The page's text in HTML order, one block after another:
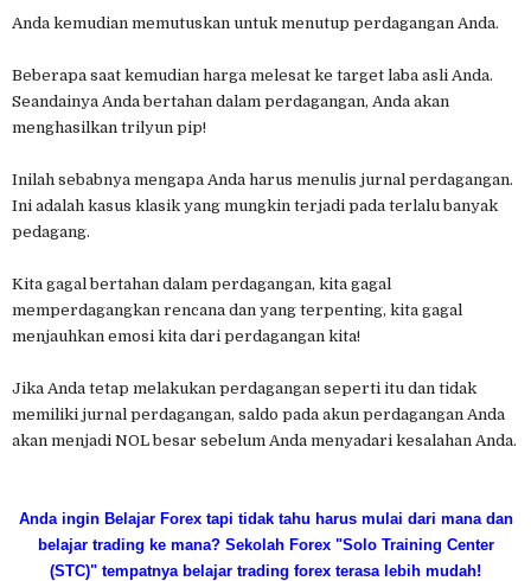
Anda kemudian memutuskan untuk menutup perdagangan Anda.
Beberapa saat kemudian harga melesat ke target laba asli Anda.
Seandainya Anda bertahan dalam perdagangan, Anda akan
menghasilkan trilyun pip!
Inilah sebabnya mengapa Anda harus menulis jurnal perdagangan.
Ini adalah kasus klasik yang mungkin terjadi pada terlalu banyak
pedagang.
Kita gagal bertahan dalam perdagangan, kita gagal
memperdagangkan rencana dan yang terpenting, kita gagal
menjauhkan emosi kita dari perdagangan kita!
Jika Anda tetap melakukan perdagangan seperti itu dan tidak
memiliki jurnal perdagangan, saldo pada akun perdagangan Anda
akan menjadi NOL besar sebelum Anda menyadari kesalahan Anda.
Anda ingin Belajar Forex tapi tidak tahu harus mulai dari mana dan
belajar trading ke mana? Sekolah Forex "Solo Training Center
(STC)" tempatnya belajar trading forex terasa lebih mudah!